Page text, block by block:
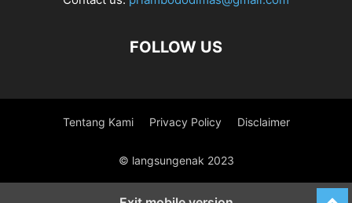
FOLLOW US
Tentang Kami Privacy Policy Disclaimer
© langsungenak 2023